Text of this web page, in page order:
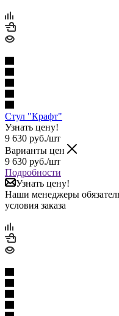
Стул "Крафт"
Узнать цену!
9 630 руб./шт
Варианты цен
9 630 руб./шт
Подробности
Узнать цену!
Наши менеджеры
условия заказа